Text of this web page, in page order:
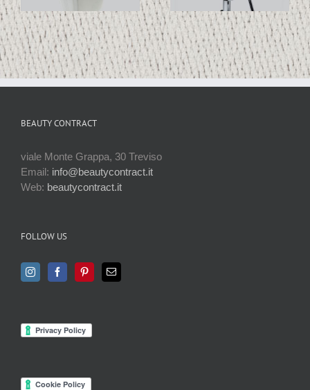
BEAUTY CONTRACT
viale Monte Grappa, 30 Treviso
Email: info@beautycontract.it
Web: beautycontract.it
FOLLOW US